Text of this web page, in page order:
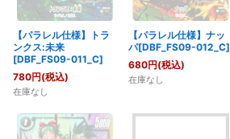
【パラレル仕様】トラ
ンクス:未来
[DBF_FS09-011_C]
780円(税込)
在庫なし
【パラレル仕様】ナッ
パ[DBF_FS09-012_C]
680円(税込)
在庫なし